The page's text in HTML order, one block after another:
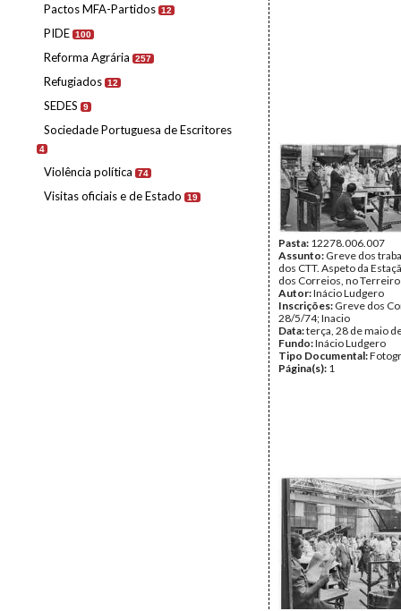
Pactos MFA-Partidos 12
PIDE 100
Reforma Agrária 257
Refugiados 12
SEDES 9
Sociedade Portuguesa de Escritores
4
Violência política 74
Visitas oficiais e de Estado 19
Pasta: 12278.006.007
Assunto: Greve dos
dos CTT. Aspeto da
dos Correios, no Terreiro
Autor:Inácio Ludgero
Inscrições: Greve dos
28/5/74; Inacio
Data:terça, 28 de maio
Fundo:Inácio Ludgero
Tipo Documental:
Página(s): 1